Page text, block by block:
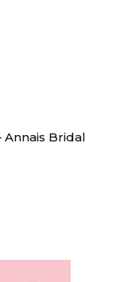
Annais Bridal